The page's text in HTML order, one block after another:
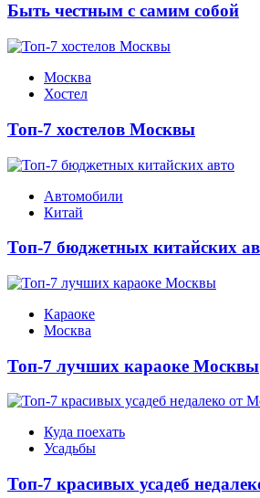
Быть честным с самим собой
Москва
Хостел
Топ-7 хостелов Москвы
Автомобили
Китай
Топ-7 бюджетных китайских
Караоке
Москва
Топ-7 лучших караоке Москвы
Куда поехать
Усадьбы
Топ-7 красивых усадеб